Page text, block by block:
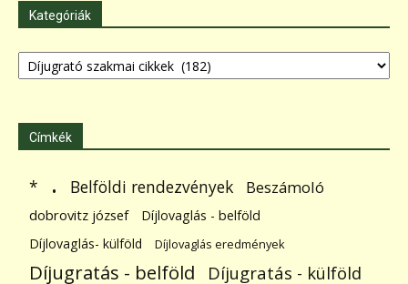
Kategóriák
Kategóriák
Címkék
* . Belföldi rendezvények Beszámoló
dobrovitz józsef
Díjlovaglás - belföld
Díjlovaglás- külföld
Díjlovaglás eredmények
Díjugratás - belföld Díjugratás - külföld